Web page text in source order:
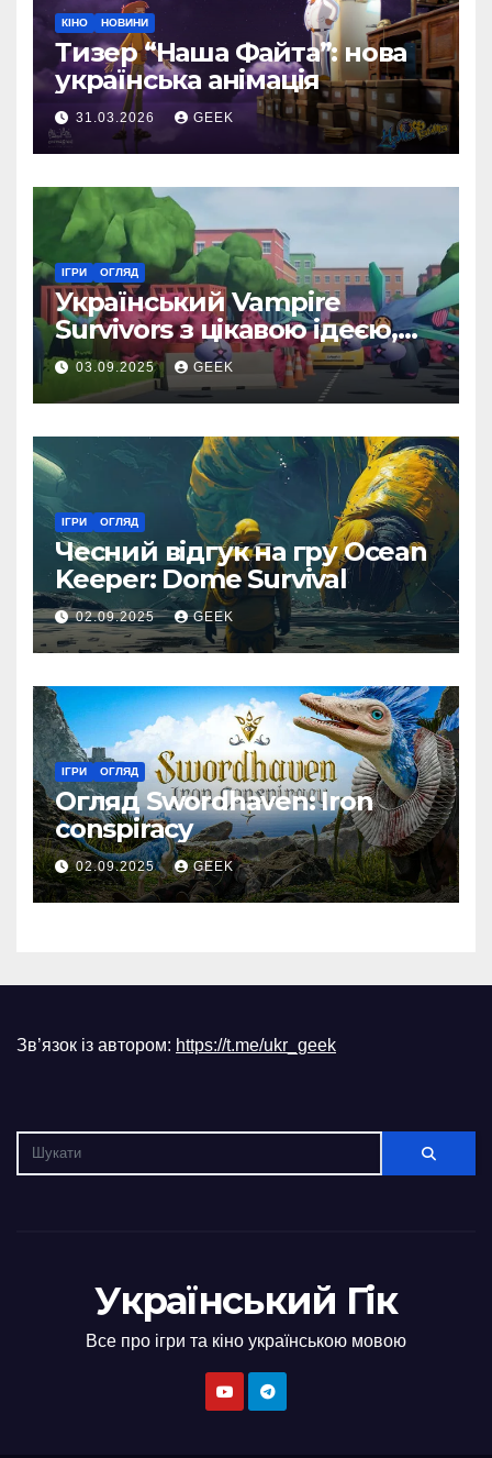
КІНО НОВИНИ
Тизер “Наша Файта”: нова
українська анімація
31.03.2026 GEEK
ІГРИ ОГЛЯД
Український Vampire
Survivors з цікавою ідеєю,
але доволі посередньою
реалізацією
03.09.2025 GEEK
ІГРИ ОГЛЯД
Чесний відгук на гру Ocean
Keeper: Dome Survival
02.09.2025 GEEK
ІГРИ ОГЛЯД
Огляд Swordhaven: Iron
conspiracy
02.09.2025 GEEK
Зв’язок із автором: https://t.me/ukr_geek
Український Гік
Все про ігри та кіно українською мовою